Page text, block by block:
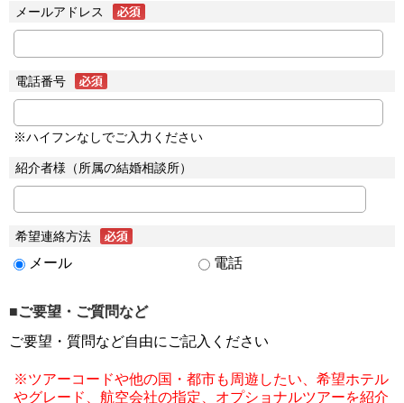
メールアドレス
電話番号
※ハイフンなしでご入力ください
紹介者様（所属の結婚相談所）
希望連絡方法
メール 電話
■ご要望・ご質問など
ご要望・質問など自由にご記入ください
※ツアーコードや他の国・都市も周遊したい、希望ホテル
やグレード、航空会社の指定、オプショナルツアーを紹介